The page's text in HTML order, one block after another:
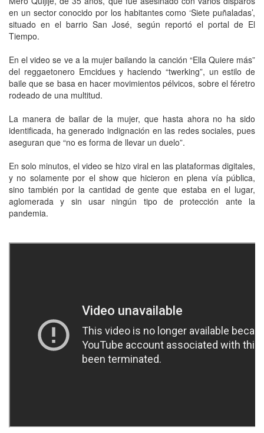
en un sector conocido por los habitantes como ‘Siete puñaladas’,
situado en el barrio San José, según reportó el portal de El
Tiempo.
En el video se ve a la mujer bailando la canción “Ella Quiere más”
del reggaetonero Emcidues y haciendo “twerking”, un estilo de
baile que se basa en hacer movimientos pélvicos, sobre el féretro
rodeado de una multitud.
La manera de bailar de la mujer, que hasta ahora no ha sido
identificada, ha generado indignación en las redes sociales, pues
aseguran que “no es forma de llevar un duelo”.
En solo minutos, el video se hizo viral en las plataformas digitales,
y no solamente por el show que hicieron en plena vía pública,
sino también por la cantidad de gente que estaba en el lugar,
aglomerada y sin usar ningún tipo de protección ante la
pandemia.